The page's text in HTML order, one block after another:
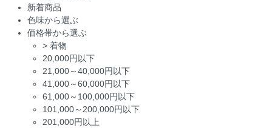
新着商品
色味から選ぶ
価格帯から選ぶ
> 着物
20,000円以下
21,000～40,000円以下
41,000～60,000円以下
61,000～100,000円以下
101,000～200,000円以下
201,000円以上